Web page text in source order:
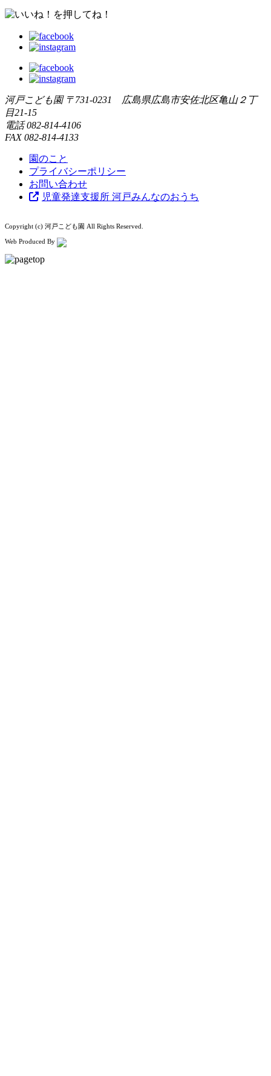
河戸こども園〒731-0231 広島県広島市安佐北区亀山２丁
目21-15
電話082-814-4106
FAX082-814-4133
園のこと
プライバシーポリシー
お問い合わせ
児童発達支援所 河戸みんなのおうち
Copyright (c) 河戸こども園 All Rights Reserved.
Web Produced By